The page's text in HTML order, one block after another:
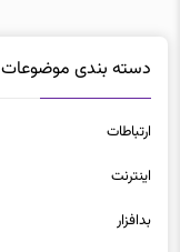
دسته بندی موضوعات
ارتباطات
اينترنت
بدافزار